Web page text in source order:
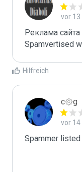
vor
Реклама
Spamvertised
Hilfreich
c۞g
vor
Spammer